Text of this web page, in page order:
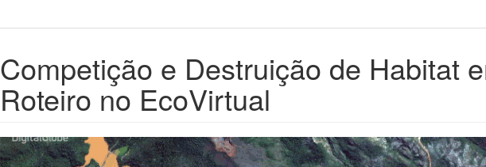
Competição e Destruição de Habitat
Roteiro no EcoVirtual